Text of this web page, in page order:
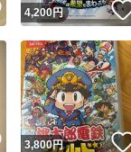
いいね！
4,200円
いいね！
3,800円